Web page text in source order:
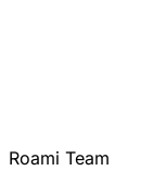
Roami Team